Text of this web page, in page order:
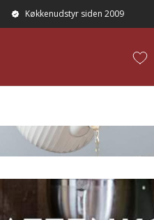
Køkkenudstyr siden 2009